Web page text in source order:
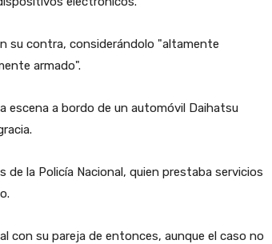
su contra, considerándolo "altamente
armado".
escena a bordo de un automóvil Daihatsu
la Policía Nacional, quien prestaba servicios
con su pareja de entonces, aunque el caso no